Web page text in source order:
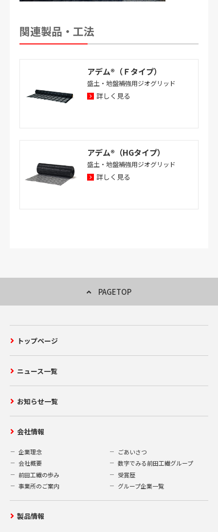
関連製品・工法
アデム®（Ｆタイプ）
盛土・地盤補強用ジオグリッド
詳しく見る
アデム®（HGタイプ）
盛土・地盤補強用ジオグリッド
詳しく見る
PAGETOP
トップページ
ニュース一覧
お知らせ一覧
会社情報
企業理念
ごあいさつ
会社概要
数字でみる前田工繊グループ
前田工繊の歩み
受賞歴
事業所のご案内
グループ企業一覧
製品情報